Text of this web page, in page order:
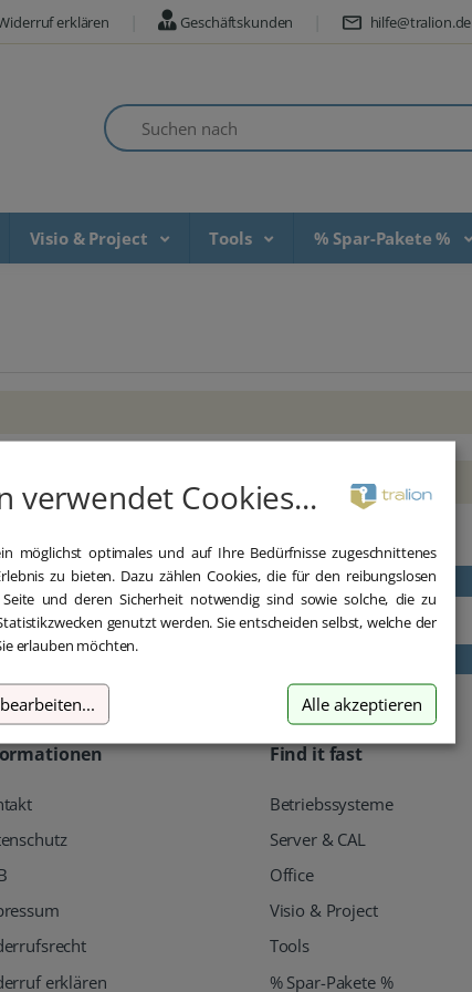
erklären Geschäftskunden hilfe@tralion.de
Suchen nach
Visio & Project Tools % Spar-Pakete %
für wichtige Neuigkeiten und tolle
Angebote rund ums Thema
Software
E-Mail Adresse
erklären
Find it fast
Betriebssysteme
Server & CAL
Office
Visio & Project
Tools
% Spar-Pakete %
verwendet Cookies...
möglichst optimales und auf Ihre Bedürfnisse zugeschnittenes
zu bieten. Dazu zählen Cookies, die für den reibungslosen
und deren Sicherheit notwendig sind sowie solche, die zu
genutzt werden. Sie entscheiden selbst, welche der
erlauben möchten.
... Alle akzeptieren